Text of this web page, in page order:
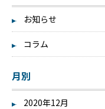
お知らせ
コラム
月別
2020年12月